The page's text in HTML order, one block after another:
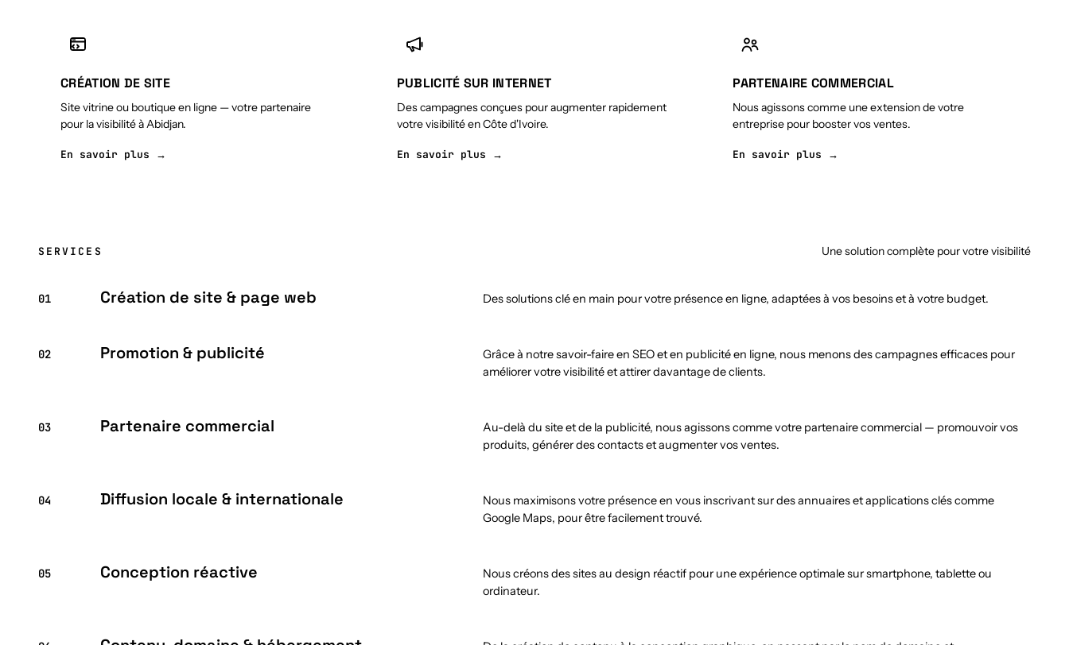
CRÉATION DE SITE
Site vitrine ou boutique en ligne — votre partenaire
pour la visibilité à Abidjan.
En savoir plus →
PUBLICITÉ SUR INTERNET
Des campagnes conçues pour augmenter rapidement
votre visibilité en Côte d'Ivoire.
En savoir plus →
PARTENAIRE COMMERCIAL
Nous agissons comme une extension de votre
entreprise pour booster vos ventes.
En savoir plus →
SERVICES Une solution complète pour votre visibilité
01 Création de site & page web Des solutions clé en main pour votre présence en ligne, adaptées à vos besoins et à votre budget.
02 Promotion & publicité
Grâce à notre savoir-faire en SEO et en publicité en ligne, nous menons des campagnes efficaces pour
améliorer votre visibilité et attirer davantage de clients.
03 Partenaire commercial
Au-delà du site et de la publicité, nous agissons comme votre partenaire commercial — promouvoir vos
produits, générer des contacts et augmenter vos ventes.
04 Diffusion locale & internationale
Nous maximisons votre présence en vous inscrivant sur des annuaires et applications clés comme
Google Maps, pour être facilement trouvé.
05 Conception réactive
Nous créons des sites au design réactif pour une expérience optimale sur smartphone, tablette ou
ordinateur.